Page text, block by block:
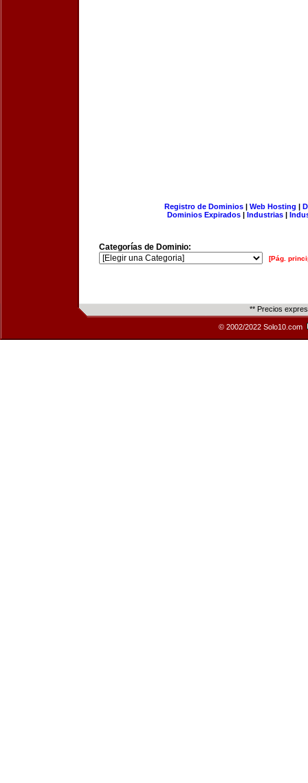
Registro de Dominios| Web Hosting |
Dominios Expirados | Industrias |
Categorías de Dominio:
[Pág.
** Precios
© 2002/2022 Solo10.com